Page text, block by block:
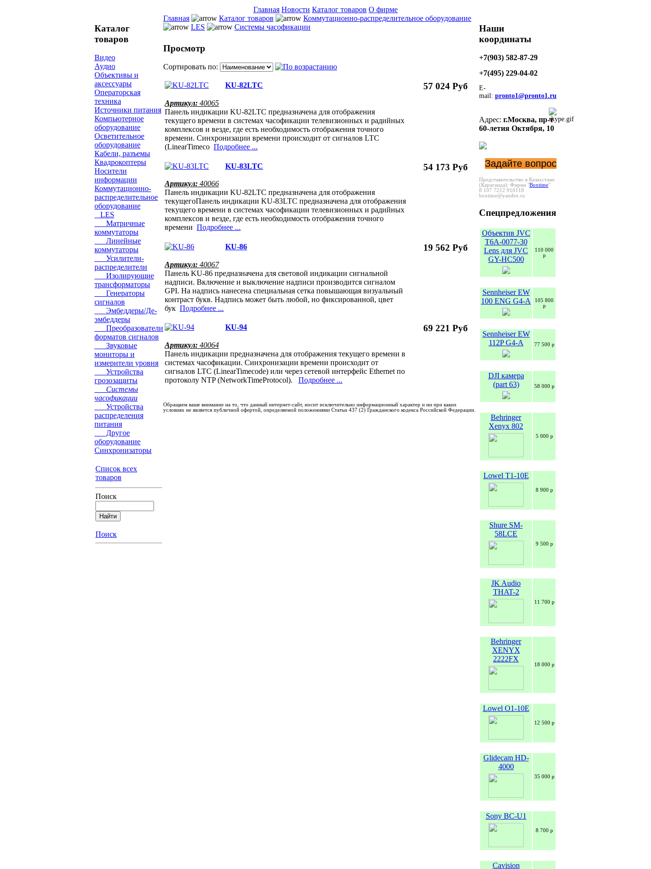
Главная Новости Каталог товаров О фирме
Каталог
товаров
Видео
Аудио
Объективы и
аксессуары
Операторская
техника
Источники питания
Компьютерное
оборудование
Осветительное
оборудование
Кабели, разъемы
Квадрокоптеры
Носители
информации
Коммутационно-
распределительное
оборудование
LES
Матричные
коммутаторы
Линейные
коммутаторы
Усилители-
распределители
Изолирующие
трансформаторы
Генераторы
сигналов
Эмбеддеры/Де-
эмбеддеры
Преобразователи
форматов сигналов
Звуковые
мониторы и
измерители уровня
Устройства
грозозащиты
Системы
часофикации
Устройства
распределения
питания
Другое
оборудование
Синхронизаторы
Список всех
товаров
Поиск
Поиск
Главная Каталог товаров
Коммутационно-распределительное оборудование
LES
Системы часофикации
Просмотр
Сортировать по:
KU-82LTC 57 024 Руб
Артикул: 40065
Панель индикации KU-82LTC предназначена для отображения
текущего времени в системах часофикации телевизионных и радийных
комплексов и везде, где есть необходимость отображения точного
времени. Синхронизации времени происходит от сигналов LTC
(LinearTimeco Подробнее ...
KU-83LTC 54 173 Руб
Артикул: 40066
Панель индикации KU-82LTC предназначена для отображения
текущегоПанель индикации KU-83LTC предназначена для отображения
текущего времени в системах часофикации телевизионных и радийных
комплексов и везде, где есть необходимость отображения точного
времени Подробнее ...
KU-86 19 562 Руб
Артикул: 40067
Панель KU-86 предназначена для световой индикации сигнальной
надписи. Включение и выключение надписи производится сигналом
GPI. На надпись нанесена специальная сетка повышающая визуальный
контраст букв. Надпись может быть любой, но фиксированной, цвет
бук Подробнее ...
KU-94 69 221 Руб
Артикул: 40064
Панель индикации предназначена для отображения текущего времени в
системах часофикации. Синхронизации времени происходит от
сигналов LTC (LinearTimecode) или через сетевой интерфейс Ethernet по
протоколу NTP (NetworkTimeProtocol). Подробнее ...
Обращаем ваше внимание на то, что данный интернет-сайт, носит исключительно информационный характер и ни при каких
условиях не является публичной офертой, определяемой положениями Статьи 437 (2) Гражданского кодекса Российской Федерации.
Наши
координаты
+7(903) 582-87-29
+7(495) 229-04-02
E-
mail: pronto1@pronto1.ru
Адрес: г.Москва, пр-т
60-летия Октября, 10
Задайте вопрос
Представительство в Казахстане
(Караганда): Фирма "Boxtime"
8 107 7212 910118
boxtime@yandex.ru
Спецпредложения
Объектив JVC
T6A-0077-30
Lens для JVC
GY-HC500
110 000
р
Sennheiser EW
100 ENG G4-A
105 800
р
Sennheiser EW
112P G4-A
77 500 р
DJI камера
(part 63)
58 000 р
Behringer
Xenyx 802
5 000 р
Lowel T1-10E
8 900 р
Shure SM-
58LCE
9 500 р
JK Audio
THAT-2
11 700 р
Behringer
XENYX
2222FX
18 000 р
Lowel O1-10E
12 500 р
Glidecam HD-
4000
35 000 р
Sony BC-U1
8 700 р
Cavision